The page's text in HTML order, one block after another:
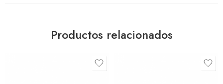
Productos relacionados